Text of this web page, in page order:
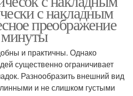
с накладным
преображение
минуты
и практичны. Однако
существенно ограничивает
Разнообразить внешний вид
и не слишком густыми